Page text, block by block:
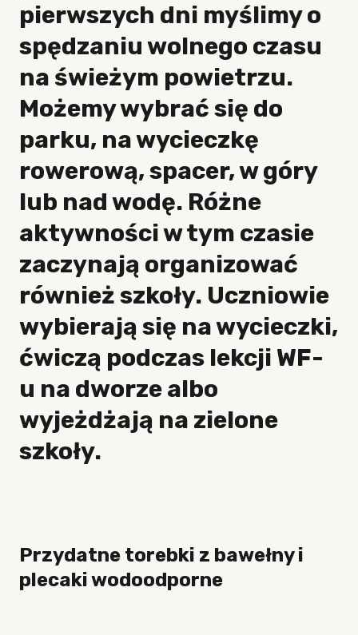
pierwszych dni myślimy o
spędzaniu wolnego czasu
na świeżym powietrzu.
Możemy wybrać się do
parku, na wycieczkę
rowerową, spacer, w góry
lub nad wodę. Różne
aktywności w tym czasie
zaczynają organizować
również szkoły. Uczniowie
wybierają się na wycieczki,
ćwiczą podczas lekcji WF-
u na dworze albo
wyjeżdżają na zielone
szkoły.
Przydatne torebki z bawełny i
plecaki wodoodporne